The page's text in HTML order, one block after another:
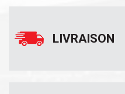
LIVRAISON